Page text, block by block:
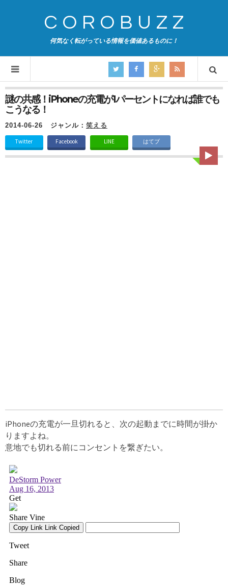
COROBUZZ
何気なく転がっている情報を価値あるものに！
謎の共感！iPhoneの充電が1パーセントになれば誰でも
こうなる！
2014-06-26 ジャンル： 笑える
Twitter Facebook LINE はてブ
iPhoneの充電が一旦切れると、次の起動までに時間が掛か
りますよね。
意地でも切れる前にコンセントを繋ぎたい。